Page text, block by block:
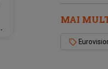
MAI